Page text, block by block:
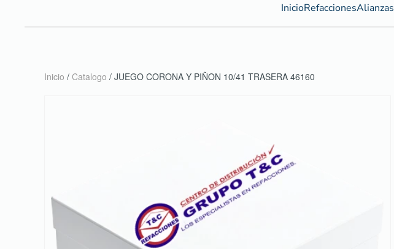
InicioRefaccionesAlianzas
Inicio / Catalogo / JUEGO CORONA Y PIÑON 10/41 TRASERA 46160